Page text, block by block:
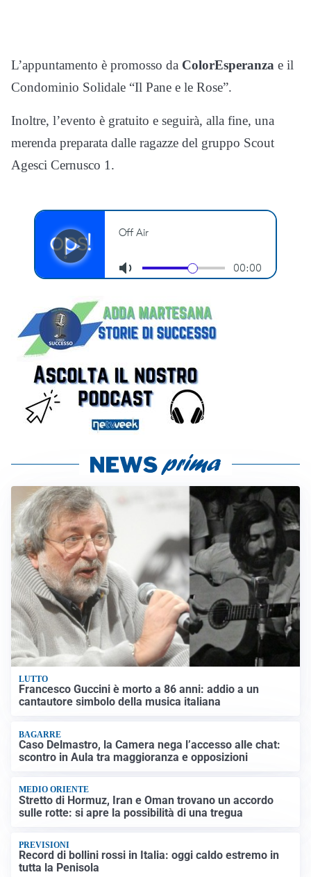
L’appuntamento è promosso da ColorEsperanza e il
Condominio Solidale “Il Pane e le Rose”.
Inoltre, l’evento è gratuito e seguirà, alla fine, una
merenda preparata dalle ragazze del gruppo Scout
Agesci Cernusco 1.
LUTTO
Francesco Guccini è morto a 86 anni: addio a un
cantautore simbolo della musica italiana
BAGARRE
Caso Delmastro, la Camera nega l’accesso alle chat:
scontro in Aula tra maggioranza e opposizioni
MEDIO ORIENTE
Stretto di Hormuz, Iran e Oman trovano un accordo
sulle rotte: si apre la possibilità di una tregua
PREVISIONI
Record di bollini rossi in Italia: oggi caldo estremo in
tutta la Penisola